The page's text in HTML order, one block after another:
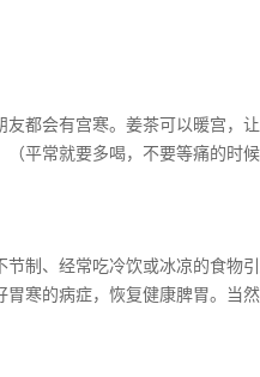
都会有宫寒。姜茶可以暖宫
平常就要多喝，不要等痛的时候
制、经常吃冷饮或冰凉的食物
寒的病症，恢复健康脾胃。当